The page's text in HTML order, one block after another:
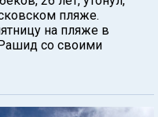
пляже.
на пляже в
со своими